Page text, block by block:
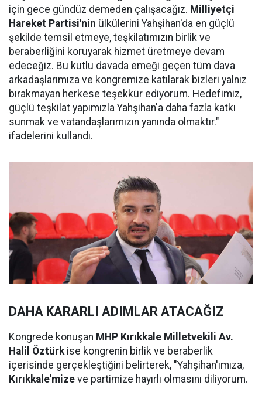
için gece gündüz demeden çalışacağız. Milliyetçi
Hareket Partisi'nin ülkülerini Yahşihan'da en güçlü
şekilde temsil etmeye, teşkilatımızın birlik ve
beraberliğini koruyarak hizmet üretmeye devam
edeceğiz. Bu kutlu davada emeği geçen tüm dava
arkadaşlarımıza ve kongremize katılarak bizleri yalnız
bırakmayan herkese teşekkür ediyorum. Hedefimiz,
güçlü teşkilat yapımızla Yahşihan'a daha fazla katkı
sunmak ve vatandaşlarımızın yanında olmaktır."
ifadelerini kullandı.
DAHA KARARLI ADIMLAR ATACAĞIZ
Kongrede konuşan MHP Kırıkkale Milletvekili Av.
Halil Öztürk ise kongrenin birlik ve beraberlik
içerisinde gerçekleştiğini belirterek, "Yahşihan'ımıza,
Kırıkkale'mize ve partimize hayırlı olmasını diliyorum.